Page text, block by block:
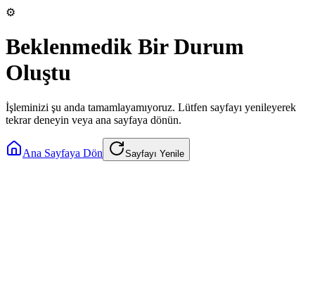
⚙️
Beklenmedik Bir Durum
Oluştu
İşleminizi şu anda tamamlayamıyoruz. Lütfen sayfayı yenileyerek
tekrar deneyin veya ana sayfaya dönün.
Ana Sayfaya Dön Sayfayı Yenile